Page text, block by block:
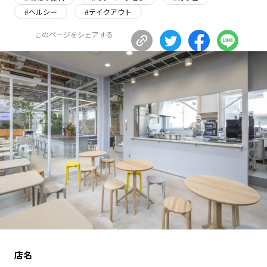
長野エリア
岐阜エリア
静岡エリア
愛知エリア
三重エリア
滋賀エリア
京都エリア
大阪市エリア
北摂エリア
堺・泉州エリア
河内エリア
兵庫エリア
奈良エリア
和歌山エリア
鳥取エリア
島根エリア
岡山エリア
広島エリア
山口エリア
徳島エリア
香川エリア
愛媛エリア
福岡エリア
熊本エリア
#ヘルシー #テイクアウト
このページをシェアする
店名